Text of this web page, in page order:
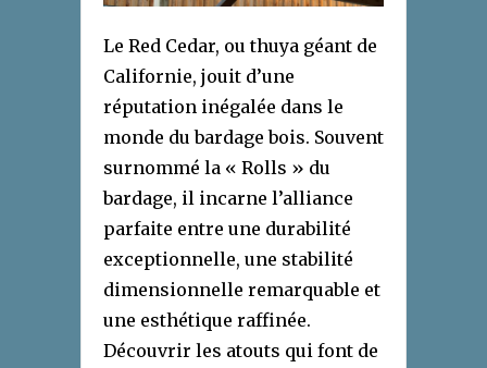
Le Red Cedar, ou thuya géant de
Californie, jouit d’une
réputation inégalée dans le
monde du bardage bois. Souvent
surnommé la « Rolls » du
bardage, il incarne l’alliance
parfaite entre une durabilité
exceptionnelle, une stabilité
dimensionnelle remarquable et
une esthétique raffinée.
Découvrir les atouts qui font de